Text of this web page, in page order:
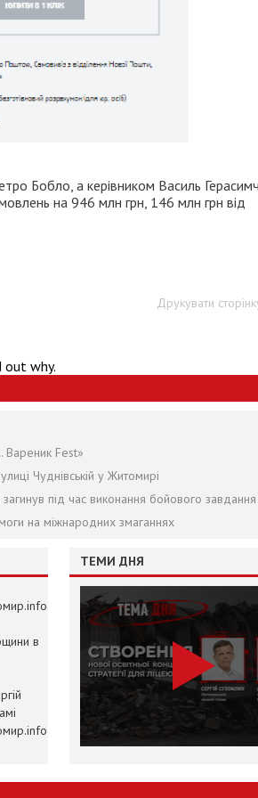
Бобло, а керівником Василь
на 946 млн грн, 146 млн грн від
Друкувати
why.
Вареник Fest»
Чуднівській у Житомирі
під час виконання бойового завдання
на міжнародних змаганнях
в
ТЕМИ ДНЯ